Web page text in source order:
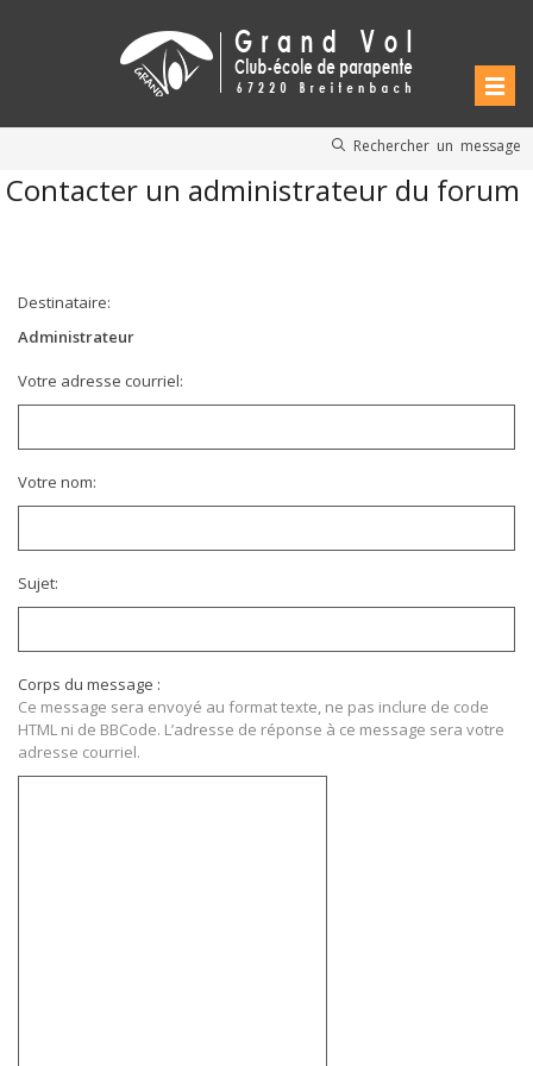
Rechercher un message
Contacter un administrateur du forum
Destinataire:
Administrateur
Votre adresse courriel:
Votre nom:
Sujet:
Corps du message :
Ce message sera envoyé au format texte, ne pas inclure de code
HTML ni de BBCode. L’adresse de réponse à ce message sera votre
adresse courriel.